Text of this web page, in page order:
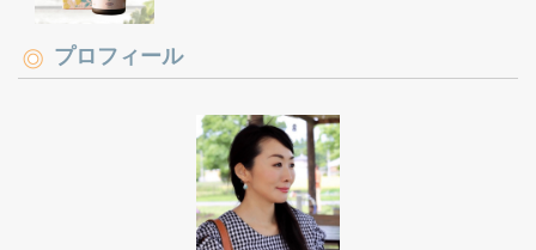
プロフィール